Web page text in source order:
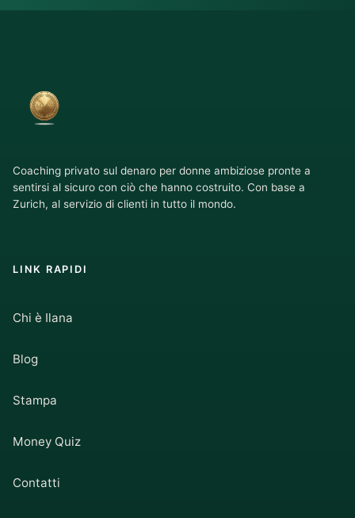
Coaching privato sul denaro per donne ambiziose pronte a
sentirsi al sicuro con ciò che hanno costruito. Con base a
Zurich, al servizio di clienti in tutto il mondo.
LINK RAPIDI
Chi è Ilana
Blog
Stampa
Money Quiz
Contatti